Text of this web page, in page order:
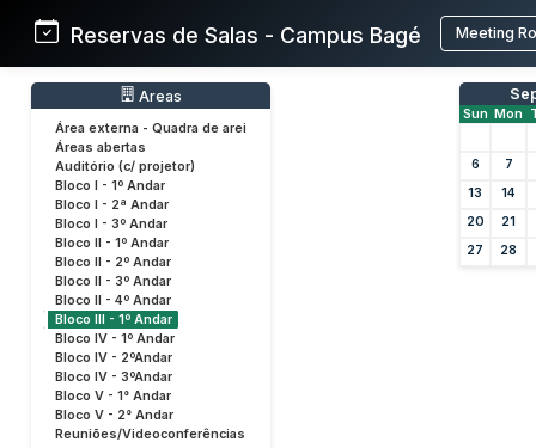
Reservas de Salas - Campus Bagé Meeting
Areas
Área externa - Quadra de arei
Áreas abertas
Auditório (c/ projetor)
Bloco I - 1º Andar
Bloco I - 2ª Andar
Bloco I - 3º Andar
Bloco II - 1º Andar
Bloco II - 2º Andar
Bloco II - 3º Andar
Bloco II - 4º Andar
Bloco III - 1º Andar
Bloco IV - 1º Andar
Bloco IV - 2ºAndar
Bloco IV - 3ºAndar
Bloco V - 1° Andar
Bloco V - 2° Andar
Reuniões/Videoconferências
Sun Mon
6
7
13
14
20
21
27
28